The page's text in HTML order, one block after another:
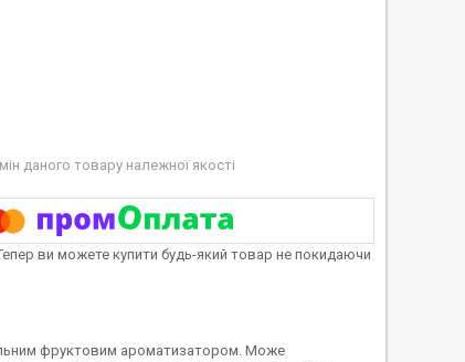
даного товару належної якості
ви можете купити будь-який товар не покидаючи
фруктовим ароматизатором. Може